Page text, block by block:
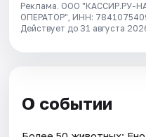
Реклама. ООО
ОПЕРАТОР", ИНН:
Действует до 31 августа
О событии